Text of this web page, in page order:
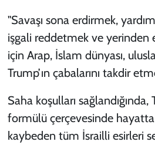
"Savaşı sona erdirmek,
işgali reddetmek ve
için Arap, İslam dünyası,
Trump’ın çabalarını takdir
Saha koşulları sağlandığında,
formülü çerçevesinde hayatta
kaybeden tüm İsrailli esirleri